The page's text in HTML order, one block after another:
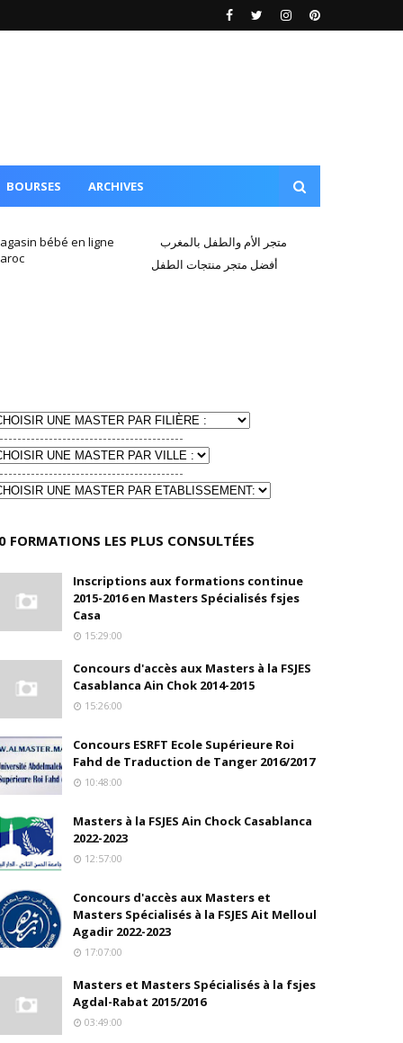
BOURSES ARCHIVES
bébé en ligne
متجر الأم والطفل بالمغرب
أفضل متجر منتجات الطفل
FORMATIONS LES PLUS CONSULTÉES
Inscriptions aux formations continue
2015-2016 en Masters Spécialisés fsjes
Casa
15:29:00
Concours d'accès aux Masters à la FSJES
Casablanca Ain Chok 2014-2015
15:26:00
Concours ESRFT Ecole Supérieure Roi
Fahd de Traduction de Tanger 2016/2017
10:48:00
Masters à la FSJES Ain Chock Casablanca
2022-2023
12:57:00
Concours d'accès aux Masters et
Masters Spécialisés à la FSJES Ait Melloul
Agadir 2022-2023
17:07:00
Masters et Masters Spécialisés à la fsjes
Agdal-Rabat 2015/2016
03:49:00